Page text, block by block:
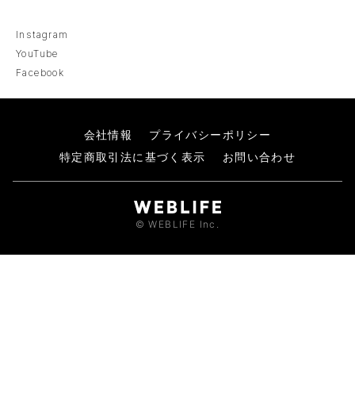
Instagram
YouTube
Facebook
会社情報
プライバシーポリシー
特定商取引法に基づく表示
お問い合わせ
© WEBLIFE Inc.